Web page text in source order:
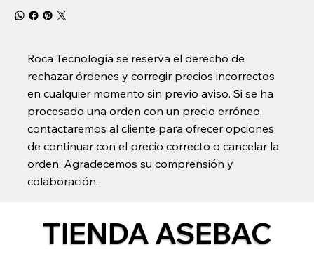
Roca Tecnología se reserva el derecho de
rechazar órdenes y corregir precios incorrectos
en cualquier momento sin previo aviso. Si se ha
procesado una orden con un precio erróneo,
contactaremos al cliente para ofrecer opciones
de continuar con el precio correcto o cancelar la
orden. Agradecemos su comprensión y
colaboración.
TIENDA ASEBAC